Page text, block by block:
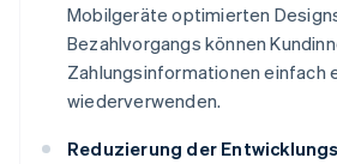
Mobilgeräte optimierten
Bezahlvorgangs können
Zahlungsinformationen einfach
wiederverwenden.
Reduzierung der